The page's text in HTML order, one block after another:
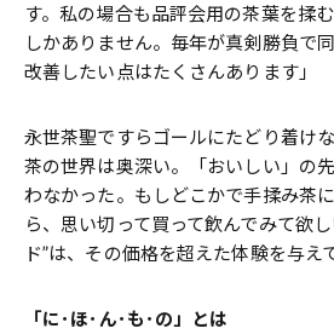
す。私の場合も品評会用の茶葉を揉
しかありません。毎年が真剣勝負で
改善したい点はたくさんあります」
永世茶聖ですらゴールにたどり着け
茶の世界は奥深い。「おいしい」の
わなかった。もしどこかで手揉み茶
ら、思い切って買って飲んでみて欲
ド”は、その価格を超えた体験を与え
「に･ほ･ん･も･の」とは